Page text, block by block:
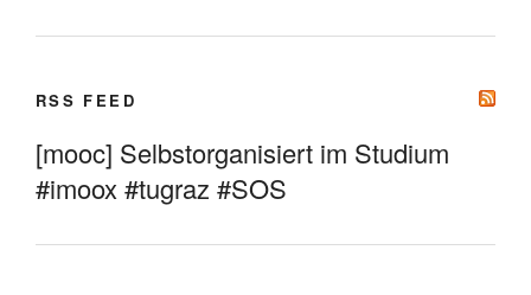
RSS FEED
[mooc] Selbstorganisiert im Studium
#imoox #tugraz #SOS